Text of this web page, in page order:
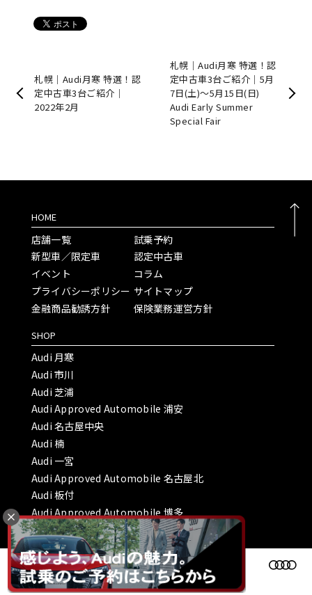
札幌｜Audi月寒 特選！認
定中古車3台ご紹介｜
2022年2月
札幌｜Audi月寒 特選！認
定中古車3台ご紹介｜5月
7日(土)～5月15日(日)
Audi Early Summer
Special Fair
HOME
店舗一覧
新型車／限定車
イベント
プライバシーポリシー
金融商品勧誘方針
試乗予約
認定中古車
コラム
サイトマップ
保険業務運営方針
SHOP
Audi 月寒
Audi 市川
Audi 芝浦
Audi Approved Automobile 浦安
Audi 名古屋中央
Audi 楠
Audi 一宮
Audi Approved Automobile 名古屋北
Audi 板付
Audi Approved Automobile 博多
Copyright © ヤナセオートモーティブ株式会社 All Rights Reserved.